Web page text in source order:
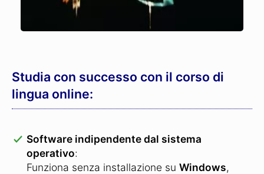
Studia con successo con il corso di
lingua online:
Software indipendente dal sistema
operativo:
Funziona senza installazione su Windows,